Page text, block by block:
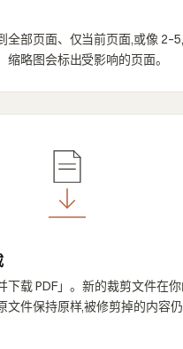
全部页面、仅当前页面,或像
缩略图会标出受影响的页面。
下载 PDF」。新的裁剪文件在
件保持原样,被修剪掉的内容